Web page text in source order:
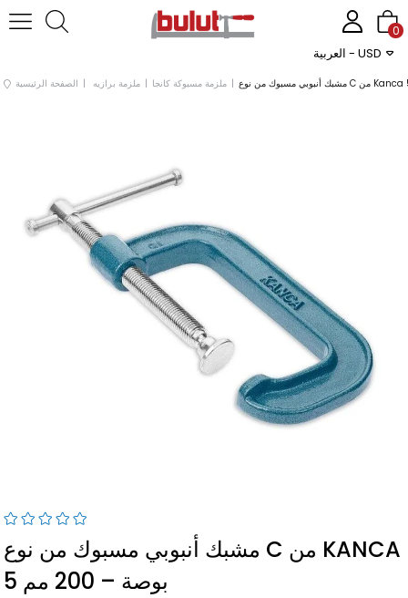
العربية - USD
0
الصفحة الرئيسية ملزمة برازيه ملزمة مسبوكة كانجا
مشبك أنبوبي مسبوك من نوع C من KANCA
5 بوصة – 200 مم